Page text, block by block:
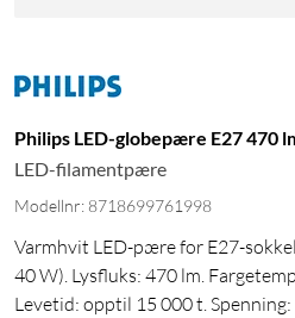
Philips LED-globepære E27 470
LED-filamentpære
Modellnr: 8718699761998
Varmhvit LED-pære for E27-
40 W). Lysfluks: 470 lm.
Levetid: opptil 15 000 t.